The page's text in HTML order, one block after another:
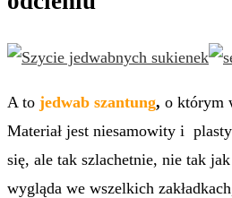
A to jedwab szantung, o którym
Materiał jest niesamowity i
się, ale tak szlachetnie, nie tak
wygląda we wszelkich